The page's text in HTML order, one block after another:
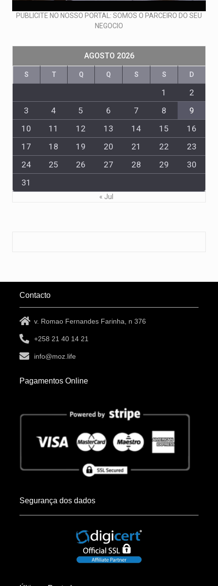
PUBLICITE NO NOSSO PORTAL: SOMOS O PARCEIRO DO SEU
NEGOCIO
AGOSTO 2026
S T Q Q S S D
1
2
3
4 5 6 7 8
9
10
11 12 13 14 15
16
17
18 19 20 21 22
23
24
25 26 27 28 29
30
31
« Jul
Contacto
v. Romao Fernandes Farinha, n 376
+258 21 40 14 21
info@moz.life
Pagamentos Online
Segurança dos dados